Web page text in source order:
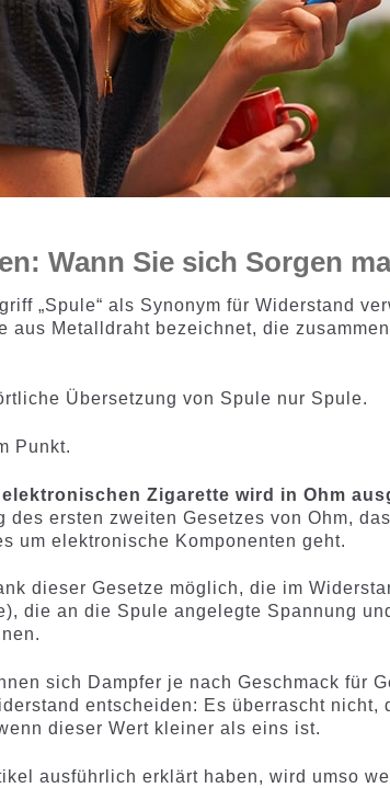
Wann Sie sich Sorgen
„Spule“ als Synonym für Widerstand
aus Metalldraht bezeichnet, die
Übersetzung von Spule nur Spule.
Punkt.
Zigarette wird in Ohm
des ersten zweiten Gesetzes von Ohm,
um elektronische Komponenten geht.
dieser Gesetze möglich, die im
die an die Spule angelegte Spannung
sich Dampfer je nach Geschmack für
entscheiden: Es überrascht nicht,
dieser Wert kleiner als eins ist.
ausführlich erklärt haben, wird umso